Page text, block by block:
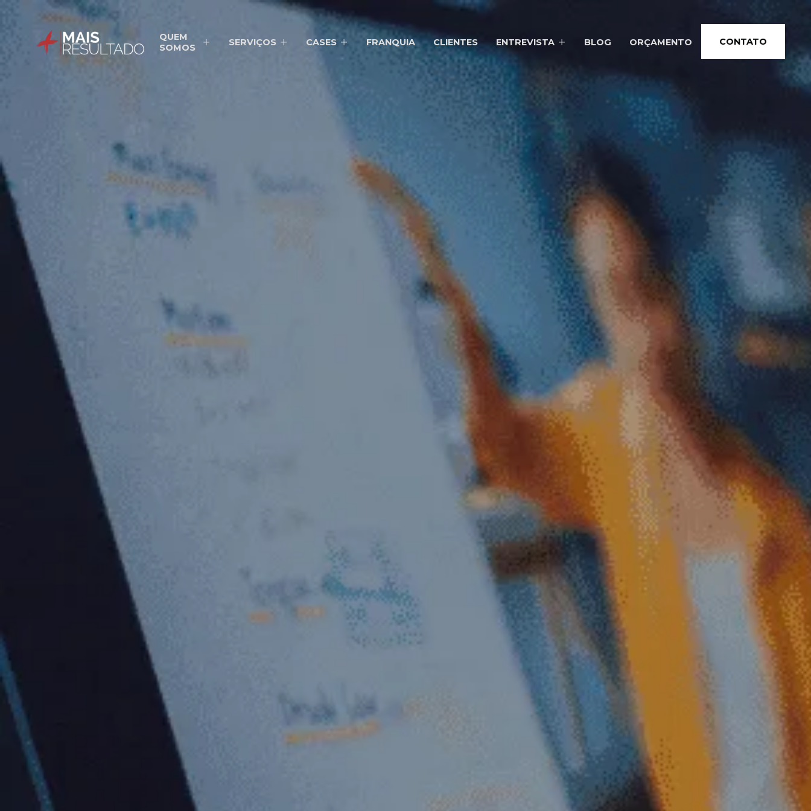
QUEM
SOMOS
SERVIÇOS CASES FRANQUIA CLIENTES ENTREVISTA BLOG ORÇAMENTO CONTATO